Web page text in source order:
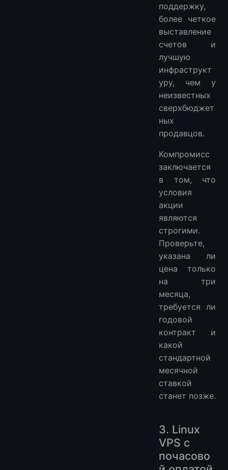
поддержку,
более четкое
выставление
счетов и
лучшую
инфраструкт
уру, чем у
неизвестных
сверхбюджет
ных
продавцов.
Компромисс
заключается
в том, что
условия
акции
являются
строгими.
Проверьте,
указана ли
цена только
на три
месяца,
требуется ли
годовой
контракт и
какой
стандартной
месячной
ставкой
станет позже.
3. Linux
VPS с
почасово